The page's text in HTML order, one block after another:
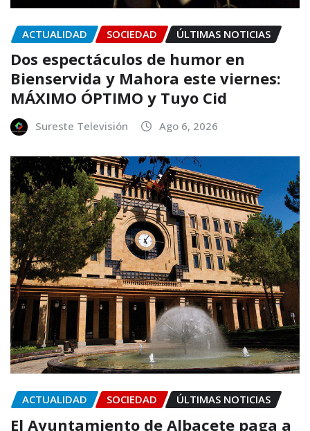
ACTUALIDAD SOCIEDAD ÚLTIMAS NOTICIAS
Dos espectáculos de humor en
Bienservida y Mahora este viernes:
MÁXIMO ÓPTIMO y Tuyo Cid
Sureste Televisión Ago 6, 2026
ACTUALIDAD SOCIEDAD ÚLTIMAS NOTICIAS
El Ayuntamiento de Albacete paga a